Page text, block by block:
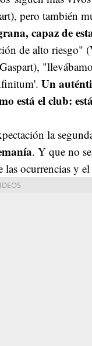
pero también
capaz de
de alto riesgo"
Un
está el club:
la
. Y que no
las ocurrencias y